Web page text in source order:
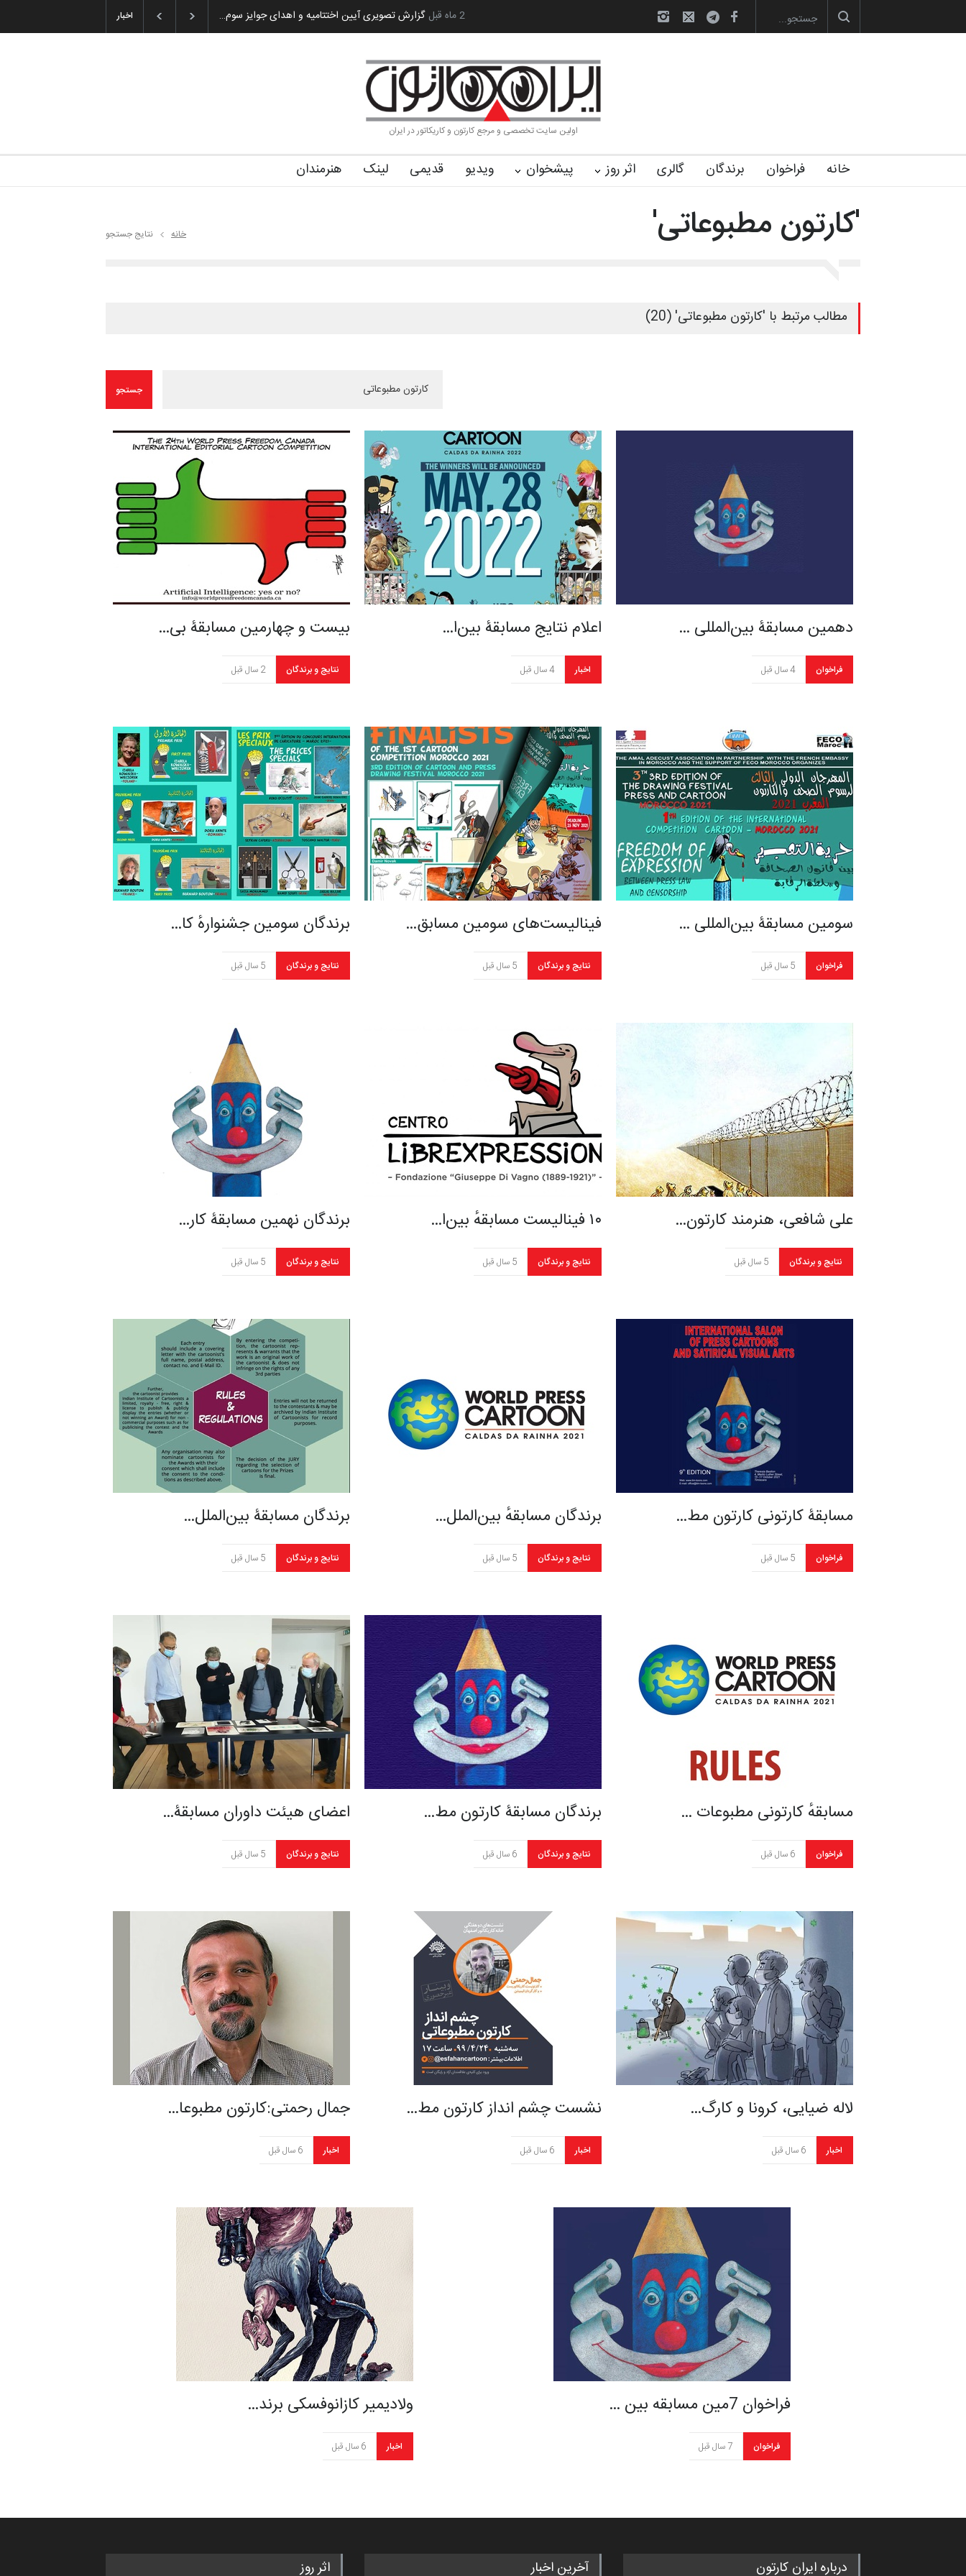
اخبار به یاد اردوغان باشول (۱۹۳۶–۲۰۲۶) رویداد کارگاهی کارتون و پوستر «ایران سربلند»… آغاز دوره‌های تخصصی فصل تابستان 1405 خانه کا… آیین اختتامیه و اهدای جوایز سوم… 2 ماه قبل
اولین سایت تخصصی و مرجع کارتون و کاریکاتور در ایران
خانه فراخوان برندگان گالری اثر روز پیشخوان ویدیو قدیمی لینک هنرمندان
'کارتون مطبوعاتی' خانه نتایج جستجو
مطالب مرتبط با 'کارتون مطبوعاتی' (20)
بیست و چهارمین مسابقۀ بی…
نتایج و برندگان 2 سال قبل
اعلام نتایج مسابقۀ بین‌ا…
اخبار 4 سال قبل
دهمین مسابقۀ بین‌المللی …
فراخوان 4 سال قبل
برندگان سومین جشنوارهٔ کا…
نتایج و برندگان 5 سال قبل
فینالیست‌های سومین مسابق…
نتایج و برندگان 5 سال قبل
سومین مسابقۀ بین‌المللی …
فراخوان 5 سال قبل
برندگان نهمین مسابقۀ کار…
نتایج و برندگان 5 سال قبل
۱۰ فینالیست مسابقهٔ بین‌ا…
نتایج و برندگان 5 سال قبل
علی شافعی، هنرمند کارتون…
نتایج و برندگان 5 سال قبل
برندگان مسابقۀ بین‌الملل…
نتایج و برندگان 5 سال قبل
برندگان مسابقهٔ بین‌الملل…
نتایج و برندگان 5 سال قبل
مسابقۀ کارتونی کارتون مط…
فراخوان 5 سال قبل
اعضای هیئت داوران مسابقۀ…
نتایج و برندگان 5 سال قبل
برندگان مسابقۀ کارتون مط…
نتایج و برندگان 6 سال قبل
مسابقهٔ کارتونی مطبوعات …
فراخوان 6 سال قبل
جمال رحمتی:کارتون مطبوعا…
اخبار 6 سال قبل
نشست چشم انداز کارتون مط…
اخبار 6 سال قبل
لاله ضیایی، کرونا و کارگ…
اخبار 6 سال قبل
ولادیمیر کازانوفسکی برند…
اخبار 6 سال قبل
فراخوان 7مین مسابقه بین …
فراخوان 7 سال قبل
درباره ایران کارتون آخرین اخبار اثر روز